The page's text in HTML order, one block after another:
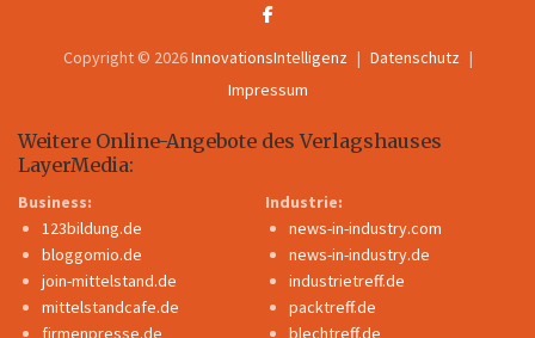
Copyright © 2026InnovationsIntelligenz
Datenschutz
Impressum
Weitere Online-Angebote des Verlagshauses
LayerMedia:
Business:
123bildung.de
bloggomio.de
join-mittelstand.de
mittelstandcafe.de
firmenpresse.de
Industrie:
news-in-industry.com
news-in-industry.de
industrietreff.de
packtreff.de
blechtreff.de